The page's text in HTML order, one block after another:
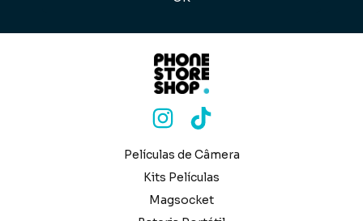
Películas de Câmera
Kits Películas
Magsocket